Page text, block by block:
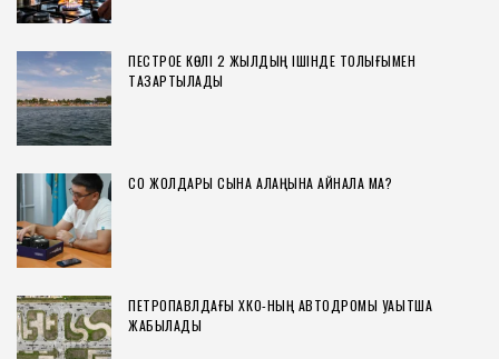
ПЕСТРОЕ КӨЛІ 2 ЖЫЛДЫҢ ІШІНДЕ ТОЛЫҒЫМЕН
ТАЗАРТЫЛАДЫ
СҚО ЖОЛДАРЫ СЫНАҚ АЛАҢЫНА АЙНАЛА МА?
ПЕТРОПАВЛДАҒЫ ХҚКО-НЫҢ АВТОДРОМЫ УАҚЫТША
ЖАБЫЛАДЫ